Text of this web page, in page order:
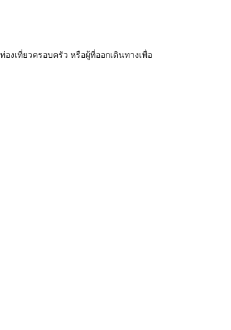
งเที่ยวครอบครัว หรือผู้ที่ออกเดินทางเพื่อ